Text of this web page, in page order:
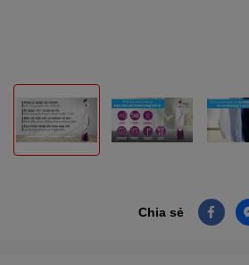
Chia sẻ